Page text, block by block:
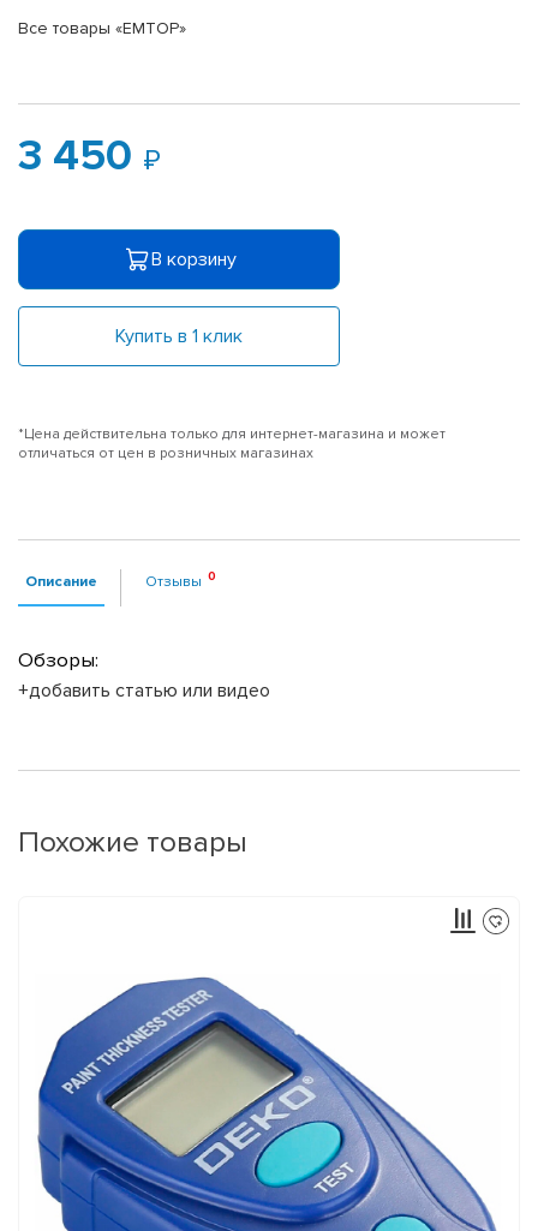
Все товары «EMTOP»
3 450
В корзину
Купить в 1 клик
*Цена действительна только для интернет-магазина и может
отличаться от цен в розничных магазинах
Описание Отзывы
Обзоры:
+добавить статью или видео
Похожие товары